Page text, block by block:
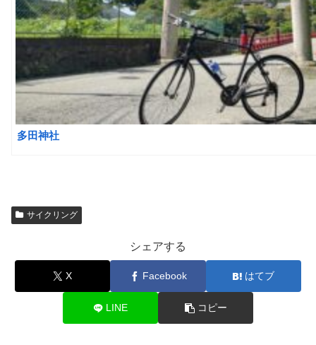
多田神社
サイクリング
シェアする
X Facebook はてブ
LINE コピー